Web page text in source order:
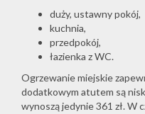
duży, ustawny pokój,
kuchnia,
przedpokój,
łazienka z WC.
Ogrzewanie miejskie
dodatkowym atutem są
wynoszą jedynie 361 zł. W